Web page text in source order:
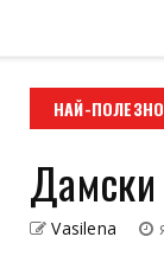
НАЙ-za telefona
Дамски
Vasilena